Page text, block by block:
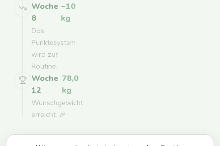
Woche
8
−10
kg
Das
Punktesystem
wird zur
Routine.
Woche
12
78,0
kg
Wunschgewicht
erreicht. 🎉